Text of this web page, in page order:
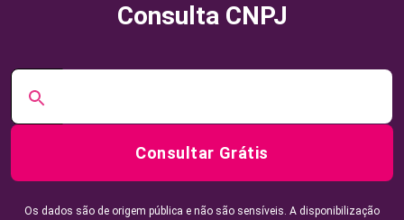
Consulta CNPJ
Consultar Grátis
Os dados são de origem pública e não são sensíveis. A disponibilização